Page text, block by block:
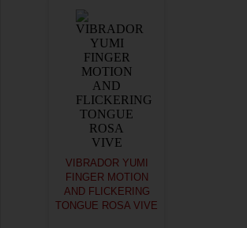
VIBRADOR YUMI
FINGER MOTION
AND FLICKERING
TONGUE ROSA VIVE